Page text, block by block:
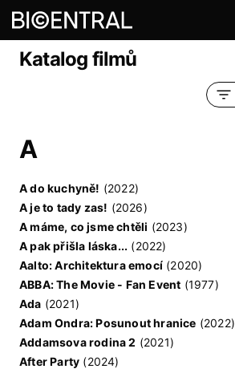
Katalog filmů
A
A do kuchyně! (2022)
A je to tady zas! (2026)
A máme, co jsme chtěli (2023)
A pak přišla láska... (2022)
Aalto: Architektura emocí (2020)
ABBA: The Movie - Fan Event (1977)
Ada (2021)
Adam Ondra: Posunout hranice (2022)
Addamsova rodina 2 (2021)
After Party (2024)